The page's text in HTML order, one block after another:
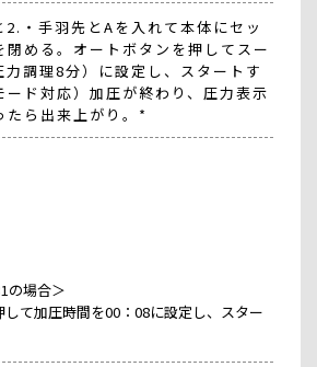
・手羽先とAを入れて本体にセッ
閉める。オートボタンを押してスー
力調理8分）に設定し、スタートす
ード対応）加圧が終わり、圧力表示
たら出来上がり。*
の場合＞
て加圧時間を00：08に設定し、スター